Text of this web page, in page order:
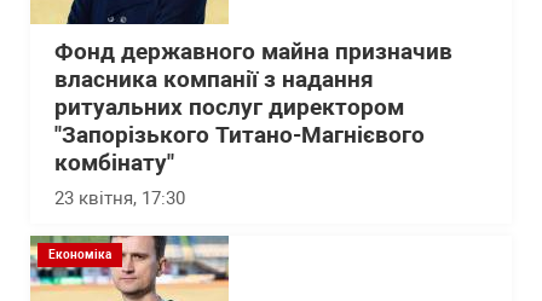
Фонд державного майна призначив
власника компанії з надання
ритуальних послуг директором
"Запорізького Титано-Магнієвого
комбінату"
23 квітня, 17:30
Економіка